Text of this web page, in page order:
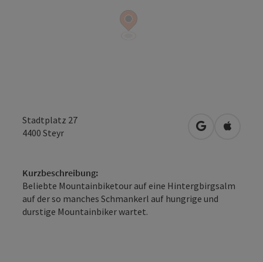
Stadtplatz 27
4400 Steyr in Google
in
Kurzbeschreibung:
Beliebte Mountainbiketour auf eine Hintergbirgsalm
auf der so manches Schmankerl auf hungrige und
durstige Mountainbiker wartet.